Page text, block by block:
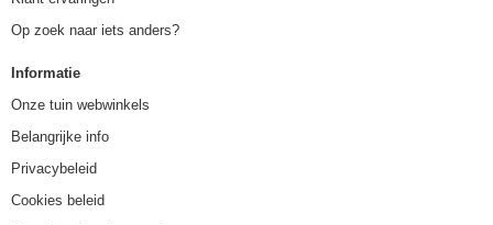
Op zoek naar iets anders?
Informatie
Onze tuin webwinkels
Belangrijke info
Privacybeleid
Cookies beleid